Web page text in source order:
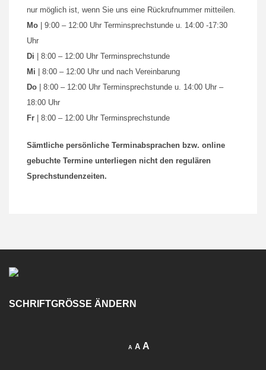
nur möglich ist, wenn Sie uns eine Rückrufnummer mitteilen.
Mo | 9:00 – 12:00 Uhr Terminsprechstunde u. 14:00 -17:30
Uhr
Di | 8:00 – 12:00 Uhr Terminsprechstunde
Mi | 8:00 – 12:00 Uhr und nach Vereinbarung
Do | 8:00 – 12:00 Uhr Terminsprechstunde u. 14:00 Uhr –
18:00 Uhr
Fr | 8:00 – 12:00 Uhr Terminsprechstunde
Sämtliche persönliche Terminabsprachen bzw. online
gebuchte Termine unterliegen nicht den regulären
Sprechstundenzeiten.
SCHRIFTGRÖSSE ÄNDERN
A A A